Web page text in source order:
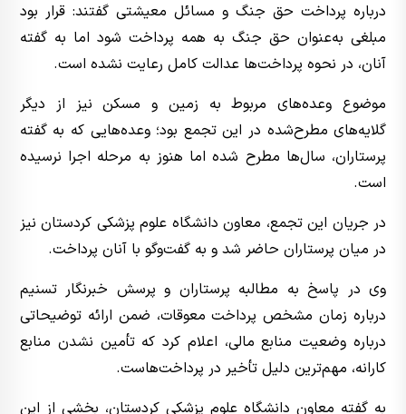
درباره پرداخت حق جنگ و مسائل معیشتی گفتند: قرار بود
مبلغی به‌عنوان حق جنگ به همه پرداخت شود اما به گفته
آنان، در نحوه پرداخت‌ها عدالت کامل رعایت نشده است.
موضوع وعده‌های مربوط به زمین و مسکن نیز از دیگر
گلایه‌های مطرح‌شده در این تجمع بود؛ وعده‌هایی که به گفته
پرستاران، سال‌ها مطرح شده اما هنوز به مرحله اجرا نرسیده
است.
در جریان این تجمع، معاون دانشگاه علوم پزشکی کردستان نیز
در میان پرستاران حاضر شد و به گفت‌وگو با آنان پرداخت.
وی در پاسخ به مطالبه پرستاران و پرسش خبرنگار تسنیم
درباره زمان مشخص پرداخت معوقات، ضمن ارائه توضیحاتی
درباره وضعیت منابع مالی، اعلام کرد که تأمین نشدن منابع
کارانه، مهم‌ترین دلیل تأخیر در پرداخت‌هاست.
به گفته معاون دانشگاه علوم پزشکی کردستان، بخشی از این